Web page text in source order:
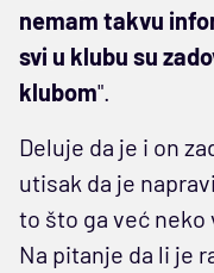
nemam takvu
svi u klubu su
klubom".
Deluje da je i on
utisak da je
to što ga već
Na pitanje da li je